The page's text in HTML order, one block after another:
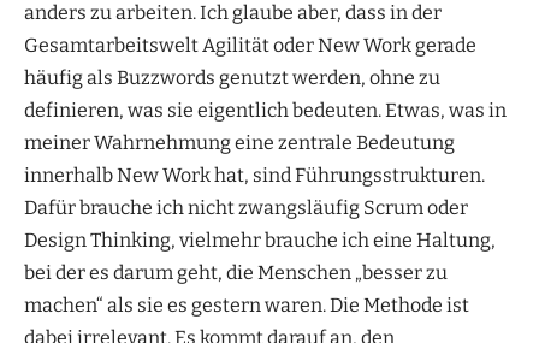
anders zu arbeiten. Ich glaube aber, dass in der
Gesamtarbeitswelt Agilität oder New Work gerade
häufig als Buzzwords genutzt werden, ohne zu
definieren, was sie eigentlich bedeuten. Etwas, was in
meiner Wahrnehmung eine zentrale Bedeutung
innerhalb New Work hat, sind Führungsstrukturen.
Dafür brauche ich nicht zwangsläufig Scrum oder
Design Thinking, vielmehr brauche ich eine Haltung,
bei der es darum geht, die Menschen „besser zu
machen“ als sie es gestern waren. Die Methode ist
dabei irrelevant. Es kommt darauf an, den